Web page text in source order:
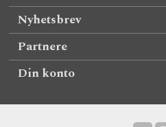
Nyhetsbrev
Partnere
Din konto